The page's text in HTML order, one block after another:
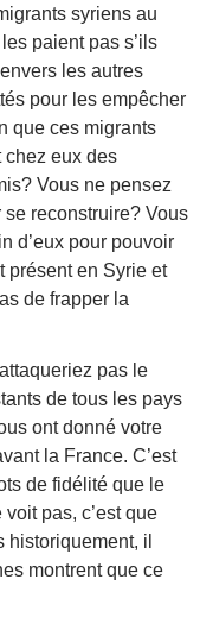
syriens au
paient pas s’ils
les autres
pour les empêcher
que ces migrants
chez eux des
Vous ne pensez
se reconstruire? Vous
d’eux pour pouvoir
présent en Syrie et
de frapper la
pas le
de tous les pays
ont donné votre
la France. C’est
de fidélité que le
pas, c’est que
historiquement, il
montrent que ce